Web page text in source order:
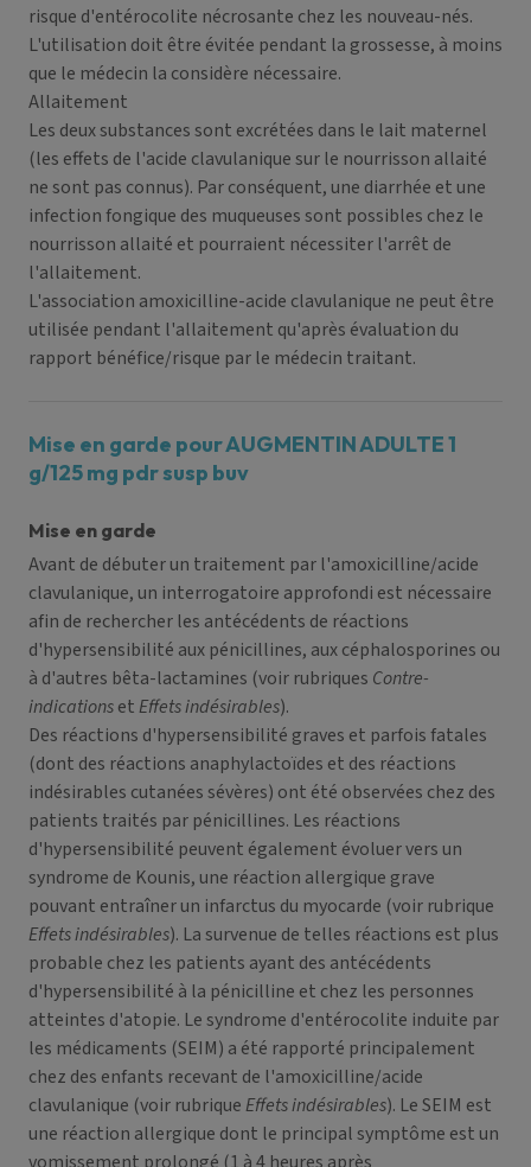
risque d'entérocolite nécrosante chez les nouveau-nés.
L'utilisation doit être évitée pendant la grossesse, à moins
que le médecin la considère nécessaire.
Allaitement
Les deux substances sont excrétées dans le lait maternel
(les effets de l'acide clavulanique sur le nourrisson allaité
ne sont pas connus). Par conséquent, une diarrhée et une
infection fongique des muqueuses sont possibles chez le
nourrisson allaité et pourraient nécessiter l'arrêt de
l'allaitement.
L'association amoxicilline-acide clavulanique ne peut être
utilisée pendant l'allaitement qu'après évaluation du
rapport bénéfice/risque par le médecin traitant.
Mise en garde pour AUGMENTIN ADULTE 1
g/125 mg pdr susp buv
Mise en garde
Avant de débuter un traitement par l'amoxicilline/acide
clavulanique, un interrogatoire approfondi est nécessaire
afin de rechercher les antécédents de réactions
d'hypersensibilité aux pénicillines, aux céphalosporines ou
à d'autres bêta-lactamines (voir rubriques Contre-
indicationsetEffets indésirables).
Des réactions d'hypersensibilité graves et parfois fatales
(dont des réactions anaphylactoïdes et des réactions
indésirables cutanées sévères) ont été observées chez des
patients traités par pénicillines. Les réactions
d'hypersensibilité peuvent également évoluer vers un
syndrome de Kounis, une réaction allergique grave
pouvant entraîner un infarctus du myocarde (voir rubrique
Effets indésirables). La survenue de telles réactions est plus
probable chez les patients ayant des antécédents
d'hypersensibilité à la pénicilline et chez les personnes
atteintes d'atopie. Le syndrome d'entérocolite induite par
les médicaments (SEIM) a été rapporté principalement
chez des enfants recevant de l'amoxicilline/acide
clavulanique (voir rubriqueEffets indésirables). Le SEIM est
une réaction allergique dont le principal symptôme est un